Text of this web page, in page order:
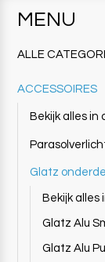
MENU
ALLE
ACCESSOIRES
Bekijk alles
Glatz
Bekijk
Glatz Alu
Glatz Alu